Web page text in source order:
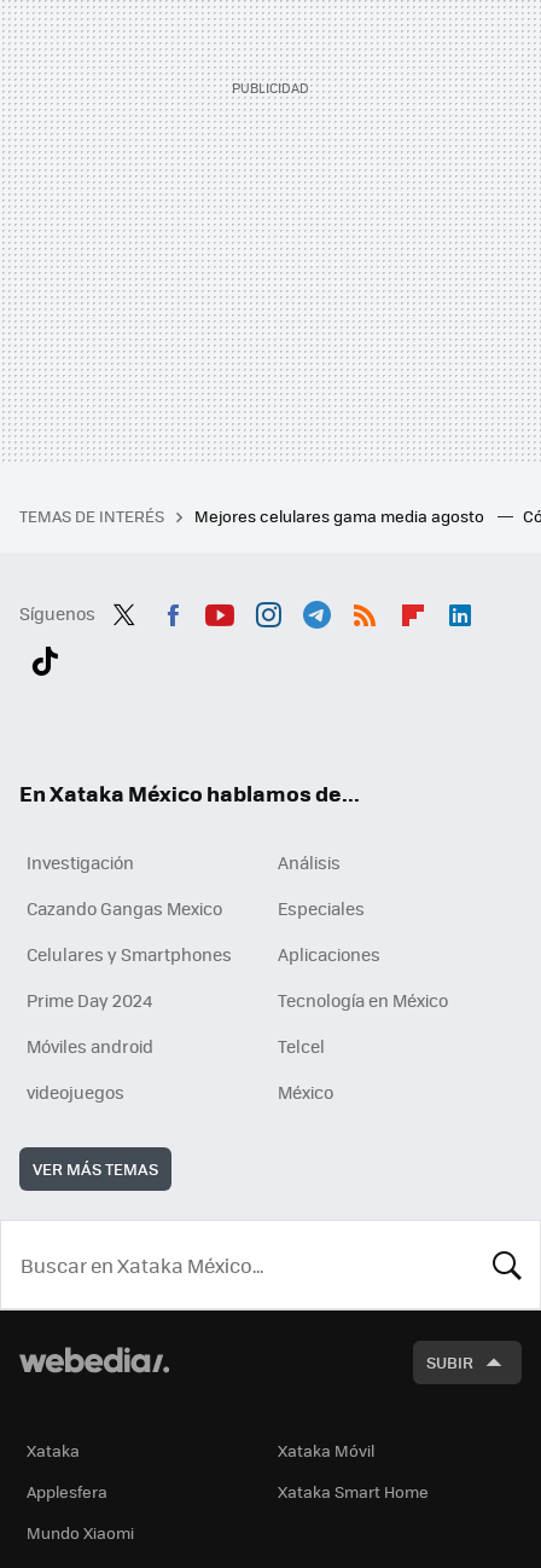
TEMAS DE INTERÉS Mejores celulares gama media agosto
Síguenos
En Xataka México hablamos de...
Investigación
Análisis
Cazando Gangas Mexico
Especiales
Celulares y Smartphones
Aplicaciones
Prime Day 2024
Tecnología en México
Móviles android
Telcel
videojuegos
México
VER MÁS TEMAS
SUBIR
Xataka
Xataka Móvil
Applesfera
Xataka Smart Home
Mundo Xiaomi